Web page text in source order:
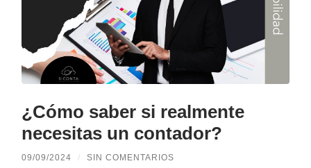
¿Cómo saber si realmente
necesitas un contador?
09/09/2024 / SIN COMENTARIOS